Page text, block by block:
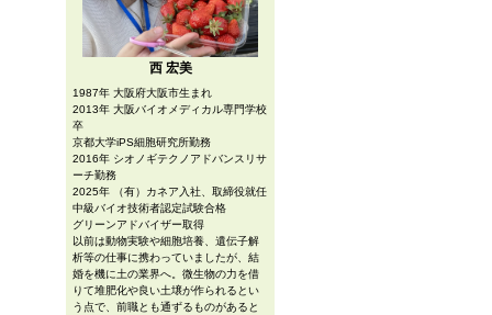
西 宏美
1987年 大阪府大阪市生まれ
2013年 大阪バイオメディカル専門学校
卒
京都大学iPS細胞研究所勤務
2016年 シオノギテクノアドバンスリサ
ーチ勤務
2025年 （有）カネア入社、取締役就任
中級バイオ技術者認定試験合格
グリーンアドバイザー取得
以前は動物実験や細胞培養、遺伝子解
析等の仕事に携わっていましたが、結
婚を機に土の業界へ。微生物の力を借
りて堆肥化や良い土壌が作られるとい
う点で、前職とも通ずるものがあると